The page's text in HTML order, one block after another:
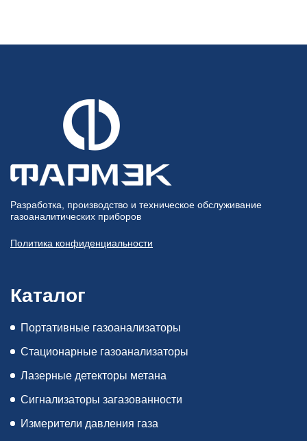
Разработка, производство и техническое обслуживание
газоаналитических приборов
Политика конфиденциальности
Каталог
Портативные газоанализаторы
Стационарные газоанализаторы
Лазерные детекторы метана
Сигнализаторы загазованности
Измерители давления газа